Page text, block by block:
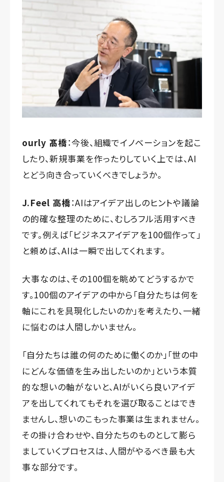
ourly 髙橋：今後、組織でイノベーションを起こ
したり、新規事業を作ったりしていく上では、AI
とどう向き合っていくべきでしょうか。
J.Feel 高橋：AIはアイデア出しのヒントや議論
の的確な整理のために、むしろフル活用すべき
です。例えば「ビジネスアイデアを100個作って」
と頼めば、AIは一瞬で出してくれます。
大事なのは、その100個を眺めてどうするかで
す。100個のアイデアの中から「自分たちは何を
軸にこれを具現化したいのか」を考えたり、一緒
に悩むのは人間しかいません。
「自分たちは誰の何のために働くのか」「世の中
にどんな価値を生み出したいのか」という本質
的な想いの軸がないと、AIがいくら良いアイデ
アを出してくれてもそれを選び取ることはでき
ませんし、想いのこもった事業は生まれません。
その掛け合わせや、自分たちのものとして膨ら
ましていくプロセスは、人間がやるべき最も大
事な部分です。